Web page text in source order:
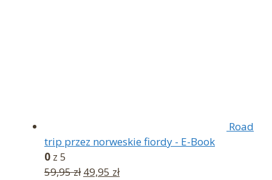
Road
trip przez norweskie fiordy - E-Book
0 z 5
59,95zł Pierwotna
49,95 złAktualna